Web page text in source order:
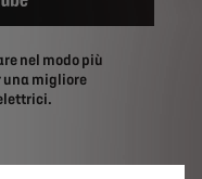
nel modo più
una migliore